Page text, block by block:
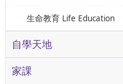
生命教育 Life Education
自學天地
家課